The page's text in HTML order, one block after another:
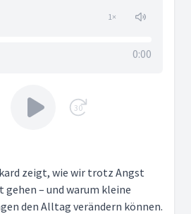
1×
0:00
30
zeigt, wie wir trotz Angst
– und warum kleine
den Alltag verändern können.